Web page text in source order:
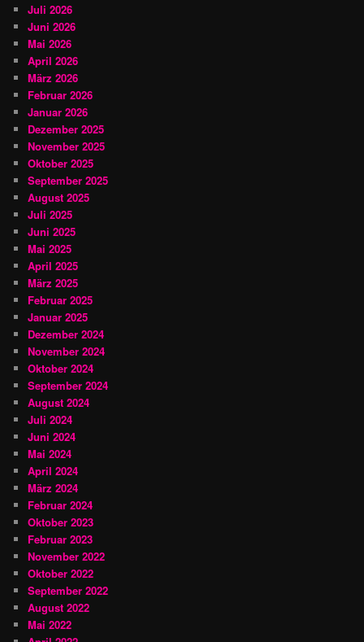
Juli 2026
Juni 2026
Mai 2026
April 2026
März 2026
Februar 2026
Januar 2026
Dezember 2025
November 2025
Oktober 2025
September 2025
August 2025
Juli 2025
Juni 2025
Mai 2025
April 2025
März 2025
Februar 2025
Januar 2025
Dezember 2024
November 2024
Oktober 2024
September 2024
August 2024
Juli 2024
Juni 2024
Mai 2024
April 2024
März 2024
Februar 2024
Oktober 2023
Februar 2023
November 2022
Oktober 2022
September 2022
August 2022
Mai 2022